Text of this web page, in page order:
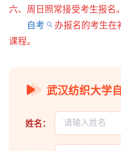
六、周日照常接受考生报名
自考
办报名的考生在
课程。
武汉纺织大学
姓名：